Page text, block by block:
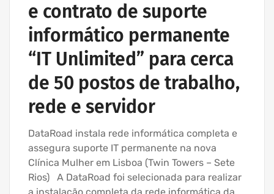
e contrato de suporte
informático permanente
“IT Unlimited” para cerca
de 50 postos de trabalho,
rede e servidor
DataRoad instala rede informática completa e
assegura suporte IT permanente na nova
Clínica Mulher em Lisboa (Twin Towers – Sete
Rios) A DataRoad foi selecionada para realizar